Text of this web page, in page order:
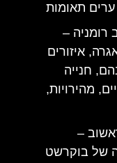
ערים תאומות
רומניה –
איזורים
חנייה
מהירויות,
–
של בוקרשט